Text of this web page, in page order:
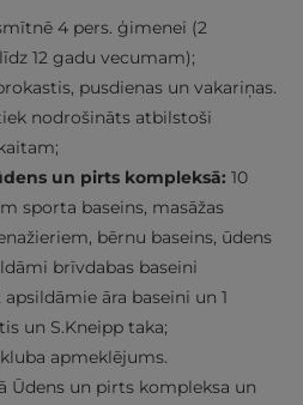
4 pers. ģimenei (2
12 gadu vecumam);
pusdienas un vakariņas.
nodrošināts atbilstoši
un pirts kompleksā: 10
sporta baseins, masāžas
bērnu baseins, ūdens
brīvdabas baseini
āra baseini un 1
un S.Kneipp taka;
apmeklējums.
Ūdens un pirts kompleksa un